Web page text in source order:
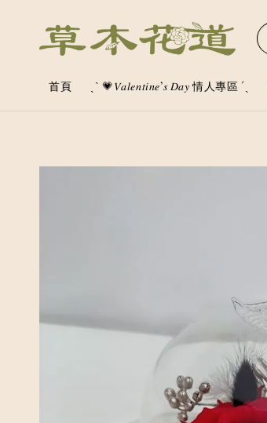
首頁 ˏˋ 💗𝑉𝑎𝑙𝑒𝑛𝑡𝑖𝑛𝑒’𝑠 𝐷𝑎𝑦 情人專區 ´ˎ